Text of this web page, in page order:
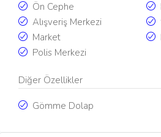
Ön Cephe
Alışveriş Merkezi
Market
Polis Merkezi
Diğer Özellikler
Gömme Dolap